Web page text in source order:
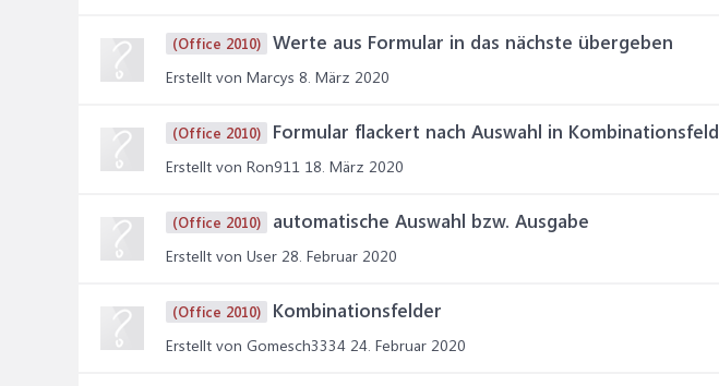
(Office 2010) Werte aus Formular in das nächste übergeben
Erstellt von Marcys 8. März 2020
(Office 2010) Formular flackert nach Auswahl in Kombinationsfeld
Erstellt von Ron911 18. März 2020
(Office 2010) automatische Auswahl bzw. Ausgabe
Erstellt von User 28. Februar 2020
(Office 2010) Kombinationsfelder
Erstellt von Gomesch3334 24. Februar 2020